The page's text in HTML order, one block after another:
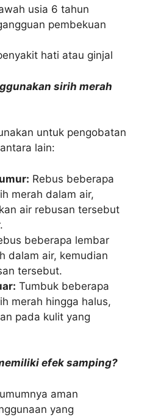
usia 6 tahun
pembekuan
hati atau ginjal
sirih merah
untuk pengobatan
lain:
Rebus beberapa
merah dalam air,
air rebusan tersebut
beberapa lembar
dalam air, kemudian
tersebut.
Tumbuk beberapa
merah hingga halus,
pada kulit yang
efek samping?
aman
yang